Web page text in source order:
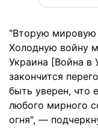
"Вторую мировую
Холодную войну
Украина [Война в
закончится
быть уверен, что
любого мирного
огня", —